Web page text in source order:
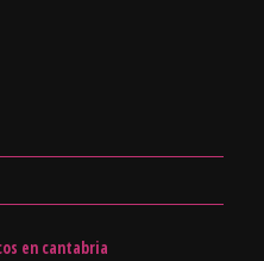
en cantabria